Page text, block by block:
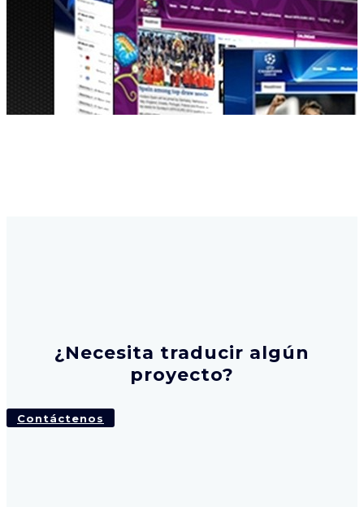
¿Necesita traducir algún
proyecto?
Contáctenos